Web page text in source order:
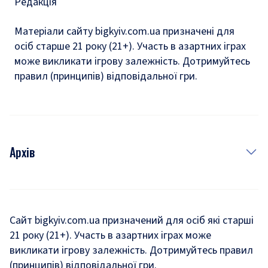
Матеріали сайту bigkyiv.com.ua призначені для
осіб старше 21 року (21+). Участь в азартних іграх
може викликати ігрову залежність. Дотримуйтесь
правил (принципів) відповідальної гри.
Архів
Комуналка
Хроніки війни
Сайт bigkyiv.com.ua призначений для осіб які старші
21 року (21+). Участь в азартних іграх може
викликати ігрову залежність. Дотримуйтесь правил